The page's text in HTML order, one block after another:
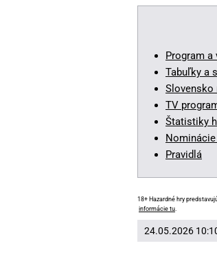
Program a
Tabuľky a
Slovensko
TV
Štatistiky
Pravidlá
18+ Hazardné hry
informácie tu.
24.05.2026